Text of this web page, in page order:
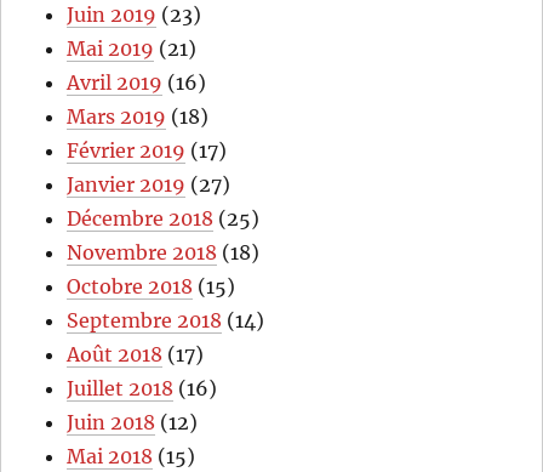
Juin 2019 (23)
Mai 2019 (21)
Avril 2019 (16)
Mars 2019 (18)
Février 2019 (17)
Janvier 2019 (27)
Décembre 2018 (25)
Novembre 2018 (18)
Octobre 2018 (15)
Septembre 2018 (14)
Août 2018 (17)
Juillet 2018 (16)
Juin 2018 (12)
Mai 2018 (15)